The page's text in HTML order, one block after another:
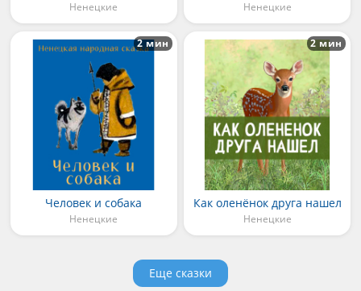
Ненецкие Ненецкие
Человек и собака
Ненецкие
2 мин
Как оленёнок друга нашел
Ненецкие
2 мин
Еще сказки